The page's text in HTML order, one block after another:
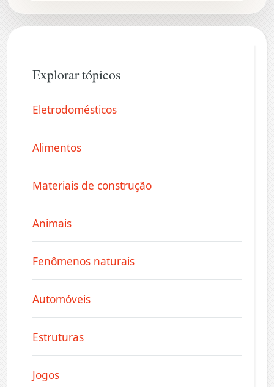
Explorar tópicos
Eletrodomésticos
Alimentos
Materiais de construção
Animais
Fenômenos naturais
Automóveis
Estruturas
Jogos